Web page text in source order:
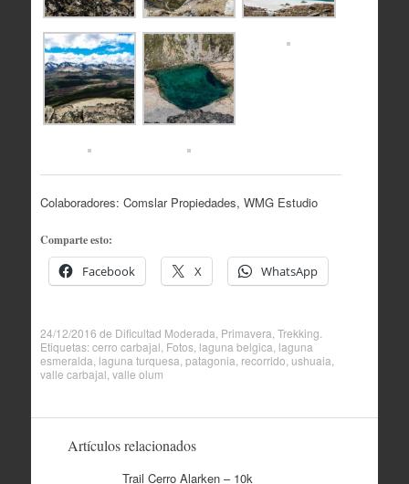
Colaboradores: Comslar Propiedades, WMG Estudio
Comparte esto:
Facebook X WhatsApp
24/12/2016 de Dificultad Moderada Primavera Trekking
Etiquetas:cerro carbajal Fotos, laguna belgica laguna
esmeralda laguna turquesa patagonia recorrido ushuaia
valle carbajal valle olum
Artículos relacionados
Trail Cerro Alarken – 10k